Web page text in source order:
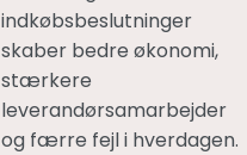
indkøbsbeslutninger
skaber bedre økonomi,
stærkere
leverandørsamarbejder
og færre fejl i hverdagen.